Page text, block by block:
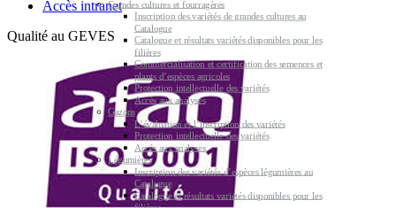
Accès intranet
Qualité au GEVES
Grandes cultures et fourragères
Inscription des variétés de grandes cultures au
Catalogue
Catalogue et résultats variétés disponibles pour les
filières
Commercialisation et certification des semences et
plants d’espèces agricoles
Protection intellectuelle des variétés
Accès aux analyses
Gazons
L’évaluation et l’inscription des variétés
Protection intellectuelle des variétés
Accès aux analyses
Légumières
Inscription des variétés d’espèces légumières au
Catalogue
Catalogue et résultats variétés disponibles pour les